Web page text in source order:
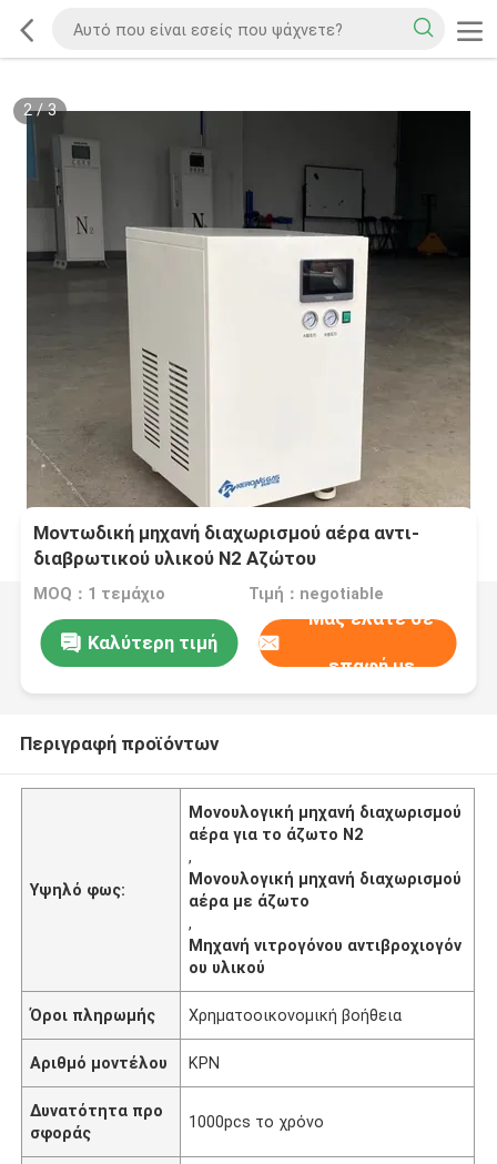
2/3
Μοντωδική μηχανή διαχωρισμού αέρα αντι-
διαβρωτικού υλικού N2 Αζώτου
MOQ：1 τεμάχιο Τιμή：negotiable
Καλύτερη τιμή
Μας ελάτε σε
επαφή με
Περιγραφή προϊόντων
Υψηλό φως:
Μονουλογική μηχανή διαχωρισμού
αέρα για το άζωτο N2
,
Μονουλογική μηχανή διαχωρισμού
αέρα με άζωτο
,
Μηχανή νιτρογόνου αντιβροχιογόν
ου υλικού
Όροι πληρωμής Χρηματοοικονομική βοήθεια
Αριθμό μοντέλου ΚΡΝ
Δυνατότητα προ
σφοράς
1000pcs το χρόνο